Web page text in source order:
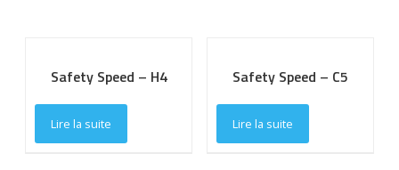
Safety Speed – H4
Lire la suite
Safety Speed – C5
Lire la suite